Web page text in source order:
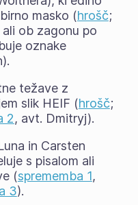
masko (hrošč;
ob zagonu po
oznake
težave z
slik HEIF (hrošč;
2, avt. Dmitryj).
in Carsten
s pisalom ali
(sprememba 1,
3).